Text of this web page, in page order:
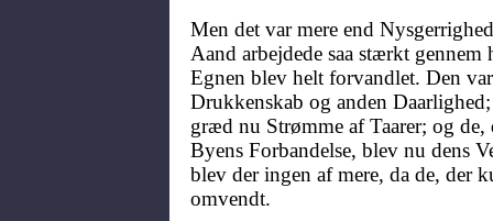
Men det var mere end
Aand arbejdede saa stærkt gennem
Egnen blev helt forvandlet. Den
Drukkenskab og anden
græd nu Strømme af Taarer; og
Byens Forbandelse, blev nu dens
blev der ingen af mere, da de, der
omvendt.